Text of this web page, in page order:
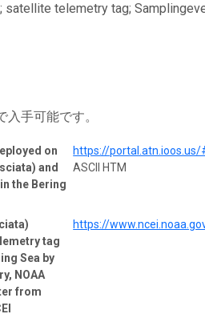
satellite telemetry tag;
手可能です。
on
and
the Bering
https://
ASCII HTM
tag
Sea by
NOAA
from
https://